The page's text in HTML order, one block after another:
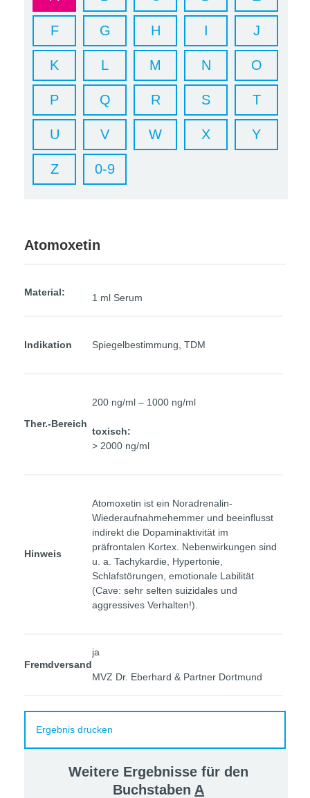
F G H I J
K L M N O
P Q R S T
U V W X Y
Z 0-9
Atomoxetin
Material: 1 ml Serum
Indikation Spiegelbestimmung, TDM
Ther.-Bereich
200 ng/ml – 1000 ng/ml
toxisch:
> 2000 ng/ml
Hinweis
Atomoxetin ist ein Noradrenalin-
Wiederaufnahmehemmer und beeinflusst
indirekt die Dopaminaktivität im
präfrontalen Kortex. Nebenwirkungen sind
u. a. Tachykardie, Hypertonie,
Schlafstörungen, emotionale Labilität
(Cave: sehr selten suizidales und
aggressives Verhalten!).
Fremdversand
ja
MVZ Dr. Eberhard & Partner Dortmund
Ergebnis drucken
Weitere Ergebnisse für den
Buchstaben A